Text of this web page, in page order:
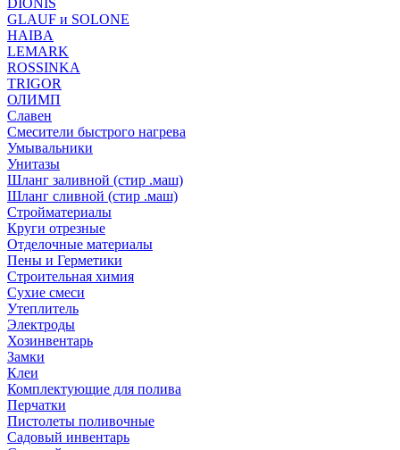
DIONIS
GLAUF и SOLONE
HAIBA
LEMARK
ROSSINKA
TRIGOR
ОЛИМП
Славен
Смесители быстрого нагрева
Умывальники
Унитазы
Шланг заливной (стир .маш)
Шланг сливной (стир .маш)
Стройматериалы
Круги отрезные
Отделочные материалы
Пены и Герметики
Строительная химия
Сухие смеси
Утеплитель
Электроды
Хозинвентарь
Замки
Клеи
Комплектующие для полива
Перчатки
Пистолеты поливочные
Садовый инвентарь